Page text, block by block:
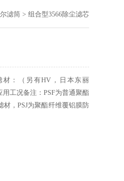
滤筒 > 组合型3566除尘滤芯
材：（另有HV，日本东丽
工况备注：PSF为普通聚酯
材，PSJ为聚酯纤维覆铝膜防
面垂直。筒的端盖，护网，
）